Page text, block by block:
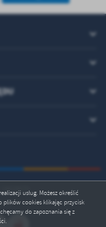
usług. Możesz określić
cookies klikając przycisk
do zapoznania się z
1823573
5